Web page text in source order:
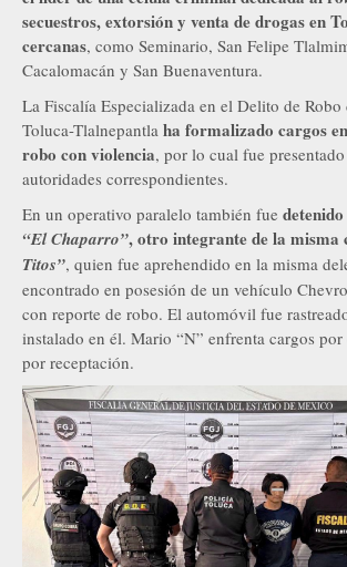
secuestros, extorsión y venta de drogas en
cercanas, como Seminario, San Felipe
Cacalomacán y San Buenaventura.
La Fiscalía Especializada en el Delito de
Toluca-Tlalnepantla ha formalizado cargos
robo con violencia, por lo cual fue presentado
autoridades correspondientes.
En un operativo paralelo también fue
“El Chaparro”, otro integrante de la misma
Titos”, quien fue aprehendido en la misma
encontrado en posesión de un vehículo
con reporte de robo. El automóvil fue
instalado en él. Mario “N” enfrenta cargos
por receptación.